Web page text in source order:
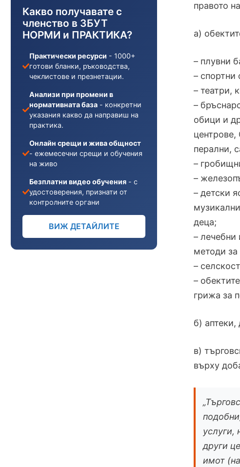
правото
а)
– плувни
– спортни
– театри,
–
обици и
центрове,
перални,
–
–
– детски
деца;
– лечебни
методи за
–
–
грижа за
б) аптеки,
в)
върху
други
имот
Какво получавате с
членство в ЗБУТ
НОРМИ и ПРАКТИКА?
Практически ресурси - 1000+
готови бланки, ръководства,
чеклистове и презнетации.
Анализи при промени в
нормативната база - конкретни
указания какво да направиш на
практика.
Онлайн срещи и жива общност
- ежемесечни срещи и обучения
на живо
Безплатни видео обучения - с
удостоверения, признати от
контролните органи
ВИЖ ДЕТАЙЛИТЕ